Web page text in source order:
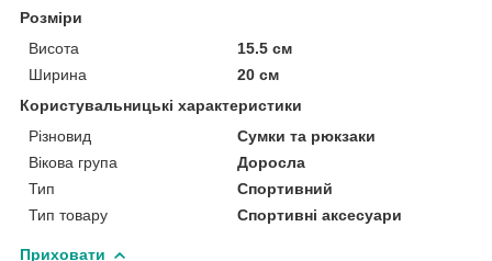
Розміри
Висота
15.5 см
Ширина
20 см
Користувальницькі характеристики
Різновид
Сумки та рюкзаки
Вікова група
Доросла
Тип
Спортивний
Тип товару
Спортивні аксесуари
Приховати